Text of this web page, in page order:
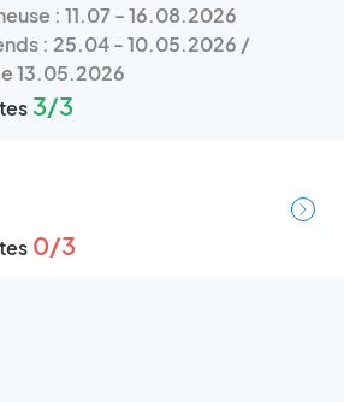
: 11.07 - 16.08.2026
: 25.04 - 10.05.2026 /
13.05.2026
3/3
0/3